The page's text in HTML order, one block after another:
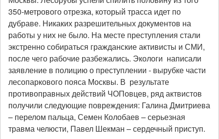
350-метрового отрезка, который трасса идет по
дубраве. Никаких разрешительных документов на
работы у них не было. На месте преступления стали
экстренно собираться гражданские активисты и СМИ,
после чего рабочие разбежались. Экологи написали
заявление в полицию о преступлении - вырубке части
лесопаркового пояса Москвы. В результате
противоправных действий ЧОПовцев, ряд актвистов
получили следующие повреждения: Галина Дмитриева
– перелом пальца, Семен Колобаев – серьезная
травма челюсти, Павел Шекман – сердечный приступ.